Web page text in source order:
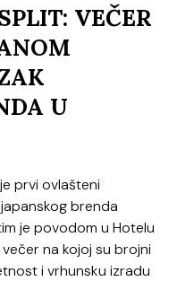
VEČER
U
prvi ovlašteni
brenda
je povodom u Hotelu
na kojoj su brojni
i vrhunsku izradu